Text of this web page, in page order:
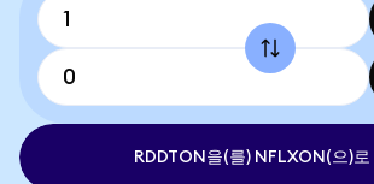
RDDTON을(를) NFLXON(으)로